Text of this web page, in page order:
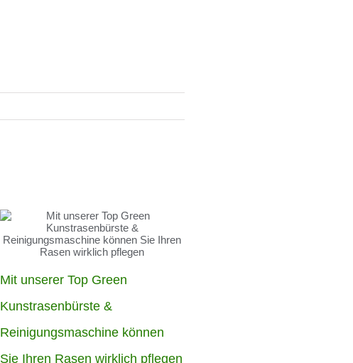
Mit unserer Top Green
Kunstrasenbürste &
Reinigungsmaschine können
Sie Ihren Rasen wirklich pflegen